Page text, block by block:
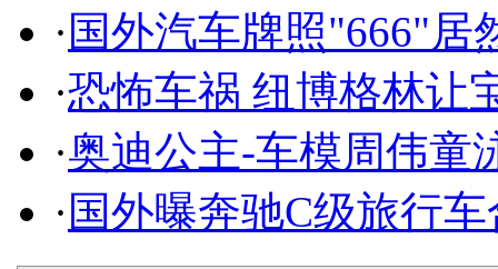
· 国外汽车牌照"666"居
·恐怖车祸 纽博格林让
·奥迪公主-车模周伟童
· 国外曝奔驰C级旅行